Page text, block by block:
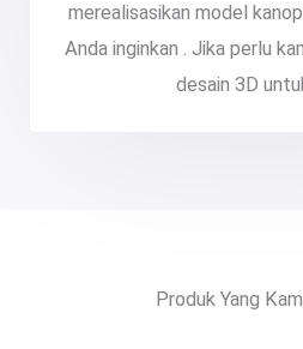
merealisasikan model
Anda inginkan . Jika perlu
desain 3D
Produk Yang